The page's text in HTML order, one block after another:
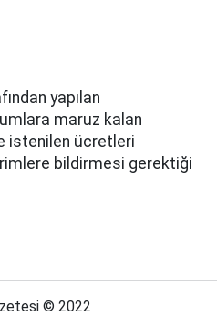
yapılan
maruz kalan
istenilen ücretleri
bildirmesi gerektiği
© 2022